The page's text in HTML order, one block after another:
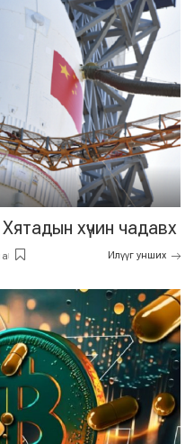
хүчин чадавх
Илүүг унших